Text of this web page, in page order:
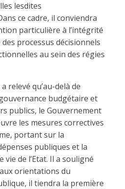
lesdites
ce cadre, il conviendra
particulière à l’intégrité
processus décisionnels
au sein des régies
relevé qu’au-delà de
budgétaire et
publics, le Gouvernement
les mesures correctives
portant sur la
publiques et la
de l’Etat. Il a souligné
orientations du
il tiendra la première